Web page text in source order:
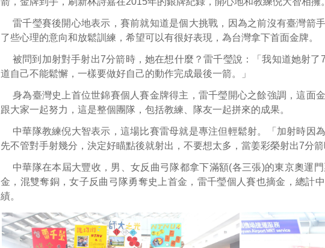
雷千瑩賽後開心地表示，賽前就知道是個大挑戰，因為之前沒有臺灣箭
了些心理的意向和放鬆訓練，希望可以有很好表現，為台灣拿下首面金牌。
被問到加射對手射出7分箭時，她在想什麼？雷千瑩說：「我知道她射
道自己不能鬆懈，一樣要做好自己的動作完成最後一箭。」
身為臺灣史上首位世錦賽個人賽金牌得主，雷千瑩開心之餘強調，這面
跟大家一起努力，這是整個團隊，包括教練、隊友一起拼來的成果。
中華隊教練倪大智表示，這場比賽雷母就是專注但輕鬆射。「加射時因
先不管對手射幾分，決定好瞄點後就射出，不要想太多，當姜彩榮射出7分箭
中華隊在本屆大豐收，男、女反曲弓隊都拿下滿額(各三張)的東京奧運
金，混雙奪銅，女子反曲弓隊勇奪史上首金，雷千瑩個人賽也摘金，總計
績。